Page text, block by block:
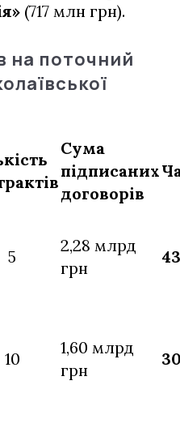
(717 млн грн).
на поточний
Сума
підписаних
договорів
5
2,28 млрд
грн
10
1,60 млрд
грн